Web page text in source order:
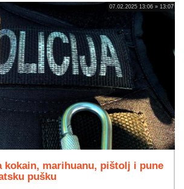
07.02.2025 13:06 » 13:07
kokain, marihuanu, pištolj i pune
pušku